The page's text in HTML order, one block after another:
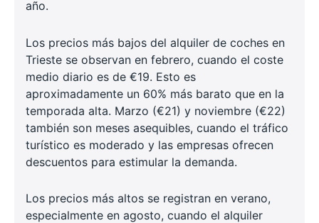
año.
Los precios más bajos del alquiler de coches en
Trieste se observan en febrero, cuando el coste
medio diario es de €19. Esto es
aproximadamente un 60% más barato que en la
temporada alta. Marzo (€21) y noviembre (€22)
también son meses asequibles, cuando el tráfico
turístico es moderado y las empresas ofrecen
descuentos para estimular la demanda.
Los precios más altos se registran en verano,
especialmente en agosto, cuando el alquiler